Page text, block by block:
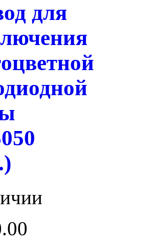
для